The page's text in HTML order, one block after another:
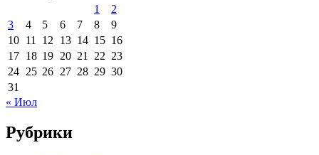
1
2
3
4 5 6 7 8
9
10 11 12 13 14 15 16
17 18 19 20 21 22 23
24 25 26 27 28 29 30
31
« Июл
Рубрики